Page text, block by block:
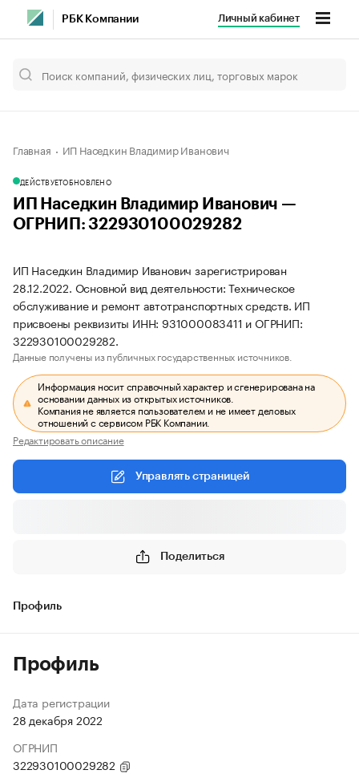
РБК Компании Личный кабинет
Главная ИП Наседкин Владимир Иванович
ДЕЙСТВУЕТОБНОВЛЕНО
ИП Наседкин Владимир Иванович —
ОГРНИП: 322930100029282
ИП Наседкин Владимир Иванович зарегистрирован
28.12.2022. Основной вид деятельности: Техническое
обслуживание и ремонт автотранспортных средств. ИП
присвоены реквизиты ИНН: 931000083411 и ОГРНИП:
322930100029282.
Данные получены из публичных государственных источников.
Информация носит справочный характер и сгенерирована на
основании данных из открытых источников.
Компания не является пользователем и не имеет деловых
отношений с сервисом РБК Компании.
Редактировать описание
Управлять страницей
Поделиться
Профиль
Профиль
Дата регистрации
28 декабря 2022
ОГРНИП
322930100029282